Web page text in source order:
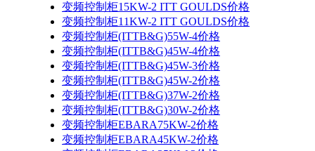
变频控制柜15KW-2 ITT GOULDS价格
变频控制柜11KW-2 ITT GOULDS价格
变频控制柜(ITTB&G)55W-4价格
变频控制柜(ITTB&G)45W-4价格
变频控制柜(ITTB&G)45W-3价格
变频控制柜(ITTB&G)45W-2价格
变频控制柜(ITTB&G)37W-2价格
变频控制柜(ITTB&G)30W-2价格
变频控制柜EBARA75KW-2价格
变频控制柜EBARA45KW-2价格